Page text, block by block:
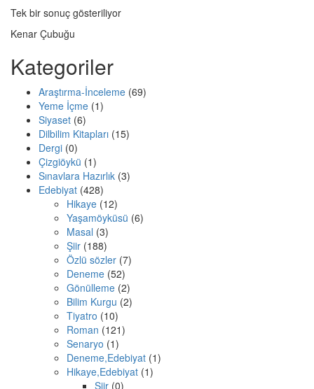
Tek bir sonuç gösteriliyor
Kenar Çubuğu
Kategoriler
Araştırma-İnceleme (69)
Yeme İçme (1)
Siyaset (6)
Dilbilim Kitapları (15)
Dergi (0)
Çizgiöykü (1)
Sınavlara Hazırlık (3)
Edebiyat (428)
Hikaye (12)
Yaşamöyküsü (6)
Masal (3)
Şiir (188)
Özlü sözler (7)
Deneme (52)
Gönülleme (2)
Bilim Kurgu (2)
Tiyatro (10)
Roman (121)
Senaryo (1)
Deneme,Edebiyat (1)
Hikaye,Edebiyat (1)
Şiir (0)